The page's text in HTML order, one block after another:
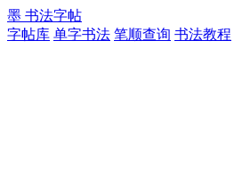
墨 书法字帖
字帖库 单字书法 笔顺查询 书法教程